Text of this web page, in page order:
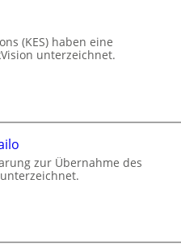
(KES) haben eine
unterzeichnet.
zur Übernahme des